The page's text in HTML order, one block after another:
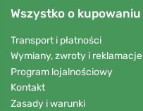
Wszystko o kupowaniu
Transport i płatności
Wymiany, zwroty i reklamacje
Program lojalnościowy
Kontakt
Zasady i warunki